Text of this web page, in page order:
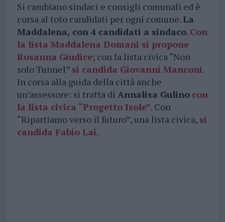
Si cambiano sindaci e consigli comunali ed è
corsa al toto candidati per ogni comune.La
Maddalena, con 4 candidati a sindaco. Con
la lista Maddalena Domani si propone
Rosanna Giudice; con la lista civica “Non
solo Tunnel” si candida Giovanni Manconi.
In corsa alla guida della città anche
un’assessore: si tratta di Annalisa Gulino con
la lista civica “Progetto Isole”. Con
“Ripartiamo verso il futuro”, una lista civica, si
candida Fabio Lai.